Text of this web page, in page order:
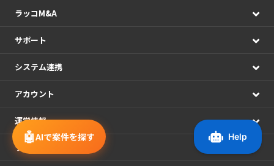
🤖AIで案件を探す
ラッコM&A
サポート
システム連携
アカウント
運営情報
ラッコWebサービス